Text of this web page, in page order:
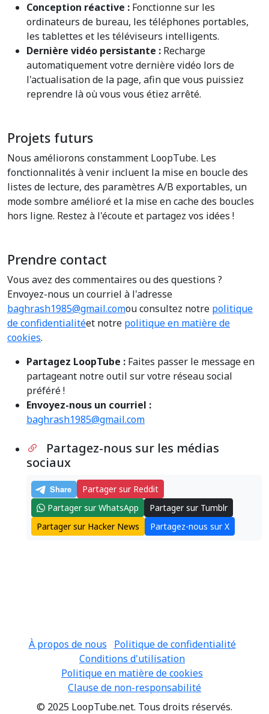
Conception réactive : Fonctionne sur les
ordinateurs de bureau, les téléphones portables,
les tablettes et les téléviseurs intelligents.
Dernière vidéo persistante : Recharge
automatiquement votre dernière vidéo lors de
l'actualisation de la page, afin que vous puissiez
reprendre là où vous vous étiez arrêté.
Projets futurs
Nous améliorons constamment LoopTube. Les
fonctionnalités à venir incluent la mise en boucle des
listes de lecture, des paramètres A/B exportables, un
mode sombre amélioré et la mise en cache des boucles
hors ligne. Restez à l'écoute et partagez vos idées !
Prendre contact
Vous avez des commentaires ou des questions ?
Envoyez-nous un courriel à l'adresse
baghrash1985@gmail.comou consultez notre politique
de confidentialitéet notre politique en matière de
cookies.
Partagez LoopTube : Faites passer le message en
partageant notre outil sur votre réseau social
préféré !
Envoyez-nous un courriel :
baghrash1985@gmail.com
Partagez-nous sur les médias
sociaux
Partager sur Reddit
Partager sur WhatsApp
Partager sur Tumblr
Partager sur Hacker News
Partagez-nous sur X
À propos de nous
Politique de confidentialité
Conditions d'utilisation
Politique en matière de cookies
Clause de non-responsabilité
© 2025 LoopTube.net. Tous droits réservés.